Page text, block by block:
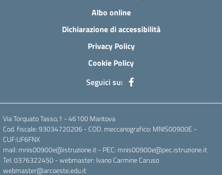
Albo online
Dichiarazione di accessibilità
Privacy Policy
Cookie Policy
Seguici su:
Via Torquato Tasso,1 - 46100 Mantova
Cod. fiscale: 93034720206 - COD. meccanografico: MNIS00900E -
CUF:UF6FNX
mail: mnis00900e@istruzione.it - PEC: mnis00900e@pec.istruzione.it
Tel: 0376322450 - webmaster: Ivano Carmine Caruso
webmaster@arcoeste.edu.it